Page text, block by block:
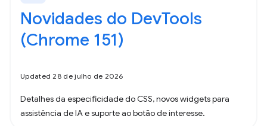
Novidades do DevTools
(Chrome 151)
Updated 28 de julho de 2026
Detalhes da especificidade do CSS, novos widgets para
assistência de IA e suporte ao botão de interesse.